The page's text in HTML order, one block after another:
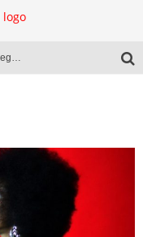
El libro en la mira de la desregulación